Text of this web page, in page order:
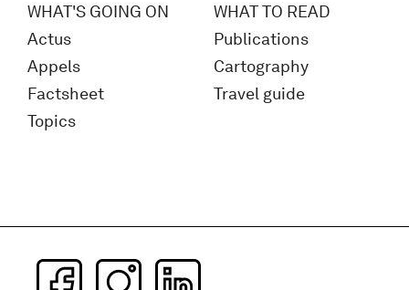
WHAT'S GOING ON
Actus
Appels
Factsheet
Topics
WHAT TO READ
Publications
Cartography
Travel guide